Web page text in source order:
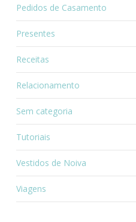
Pedidos de Casamento
Presentes
Receitas
Relacionamento
Sem categoria
Tutoriais
Vestidos de Noiva
Viagens